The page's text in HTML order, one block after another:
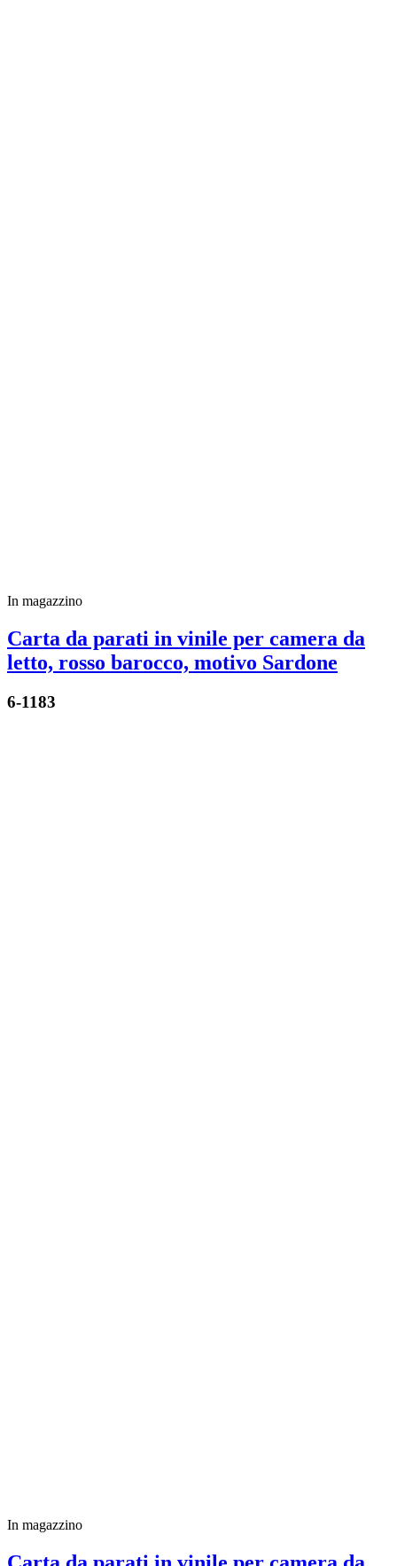
In magazzino
Carta da parati in vinile per camera da
letto, rosso barocco, motivo Sardone
6-1183
In magazzino